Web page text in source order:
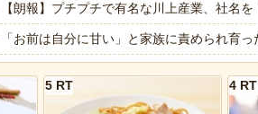
【朗報】プチプチで有名な川上産業、社名
「お前は自分に甘い」と家族に責められ育
「ぞわっとした…」カルディで売っているコ
5 RT 4 RT